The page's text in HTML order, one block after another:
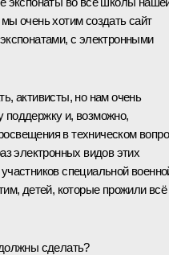
очень хотим создать сайт
с электронными
активисты, но нам очень
и, возможно,
в техническом
электронных видов этих
специальной
детей, которые прожили всё
сделать?